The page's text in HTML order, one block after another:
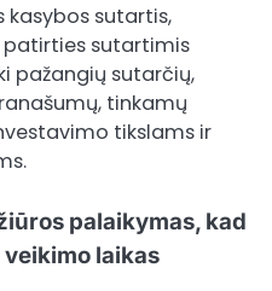
sutartis,
sutartimis
pažangių sutarčių,
tinkamų
tikslams ir
palaikymas, kad
laikas